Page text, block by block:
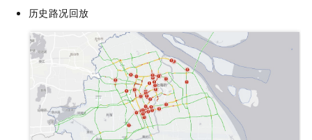
历史路况回放